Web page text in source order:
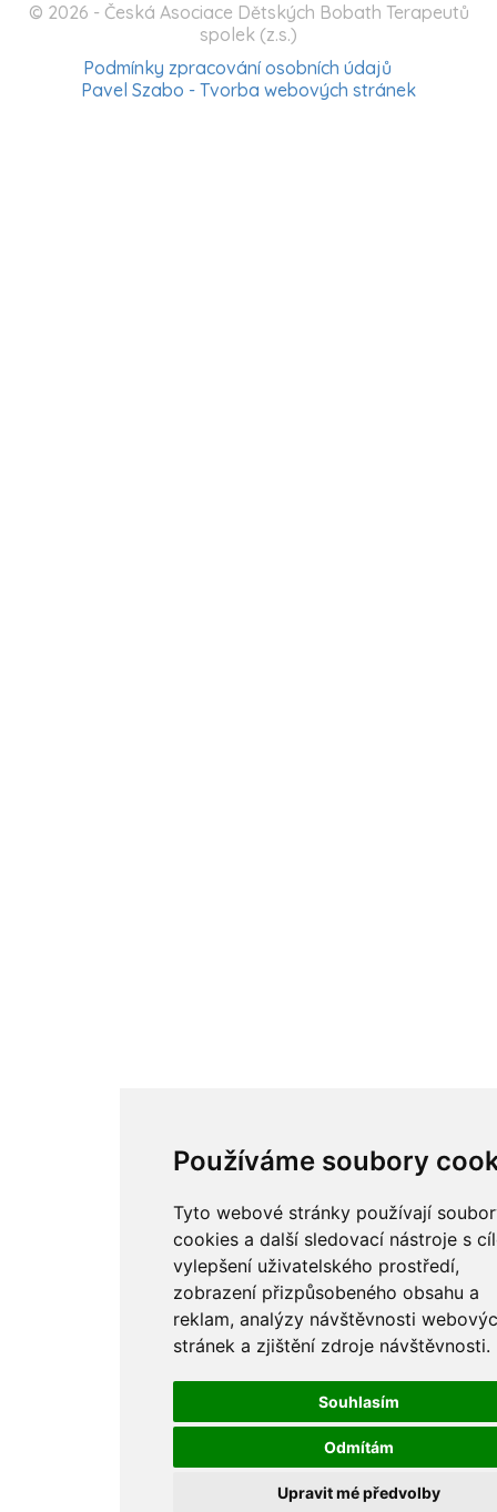
Používáme soubory
Tyto webové stránky používají
cookies a další sledovací nástroje s
vylepšení uživatelského prostředí,
zobrazení přizpůsobeného obsahu a
reklam, analýzy návštěvnosti
stránek a zjištění zdroje návštěvnosti.
Souhlasím
Odmítám
Upravit mé předvolby
© 2026 - Česká Asociace Dětských Bobath Terapeutů
spolek (z.s.)
Podmínky zpracování osobních údajů
Pavel Szabo - Tvorba webových stránek